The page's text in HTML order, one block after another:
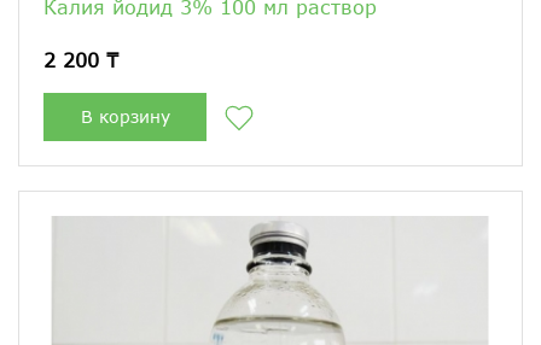
Калия йодид 3% 100 мл раствор
2 200 ₸
В корзину